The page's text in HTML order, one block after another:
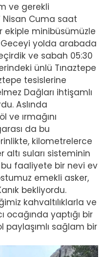
ve gerekli
Cuma saat
ekiple minibüsümüzle
yolda arabada
ve sabah 05:30
ünlü Tınaztepe
tesislerine
Dağları ihtişamlı
Aslında
ve ırmağını
da bu
kilometrelerce
suları sisteminin
bu faaliyete bir nevi ev
emekli asker,
bekliyordu.
kahvaltılıklarla ve
ocağında yaptığı bir
sağlam bir